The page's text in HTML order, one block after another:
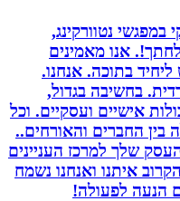
נטוורקינג,
אנו מאמינים
בתוכה. אנחנו.
בגדול,
ועסקיים. וכל
החברים והאורחים..
למרכז העניינים
ואנחנו נשמח
לפעולה!